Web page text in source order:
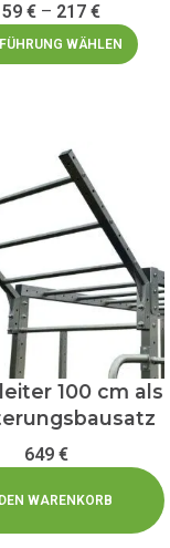
€ – 217 €
WÄHLEN
100 cm als
649 €
WARENKORB